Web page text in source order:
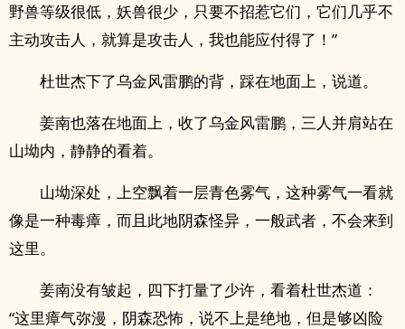
野兽等级很低，妖兽很少，只要不招惹它们，它们几乎不
主动攻击人，就算是攻击人，我也能应付得了！”
杜世杰下了乌金风雷鹏的背，踩在地面上，说道。
姜南也落在地面上，收了乌金风雷鹏，三人并肩站在
山坳内，静静的看着。
山坳深处，上空飘着一层青色雾气，这种雾气一看就
像是一种毒瘴，而且此地阴森怪异，一般武者，不会来到
这里。
姜南没有皱起，四下打量了少许，看着杜世杰道：
“这里瘴气弥漫，阴森恐怖，说不上是绝地，但是够凶险